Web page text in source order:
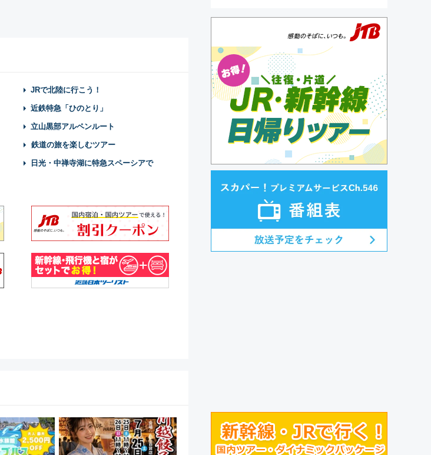
JRで北陸に行こう！
近鉄特急「ひのとり」
立山黒部アルペンルート
鉄道の旅を楽しむツアー
日光・中禅寺湖に特急スペーシアで